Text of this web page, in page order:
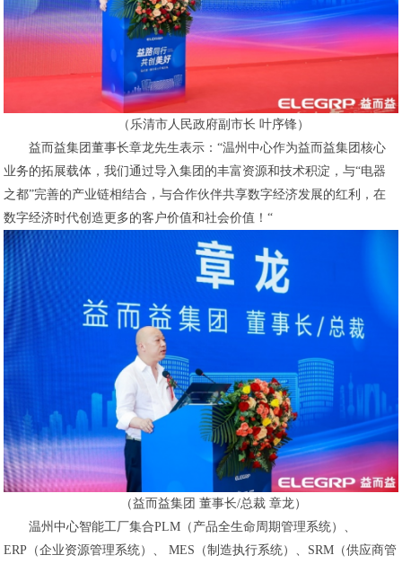
（乐清市人民政府副市长 叶序锋）
益而益集团董事长章龙先生表示：“温州中心作为益而益集团核心
业务的拓展载体，我们通过导入集团的丰富资源和技术积淀，与“电器
之都”完善的产业链相结合，与合作伙伴共享数字经济发展的红利，在
数字经济时代创造更多的客户价值和社会价值！“
（益而益集团 董事长/总裁 章龙）
温州中心智能工厂集合PLM（产品全生命周期管理系统）、
ERP（企业资源管理系统）、 MES（制造执行系统）、SRM（供应商管